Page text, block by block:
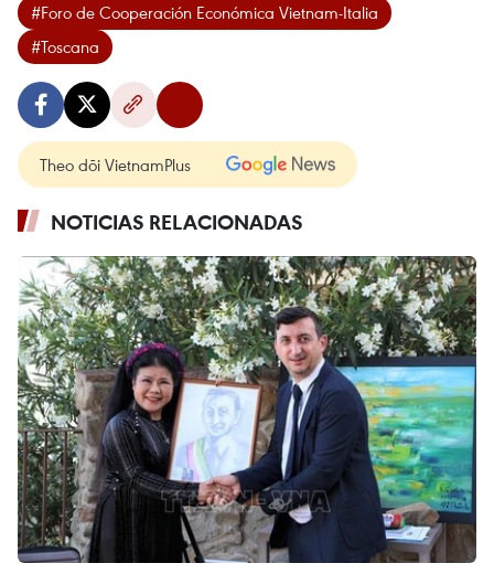
#Foro de Cooperación Económica Vietnam-Italia
#Toscana
Theo dõi VietnamPlus
NOTICIAS RELACIONADAS